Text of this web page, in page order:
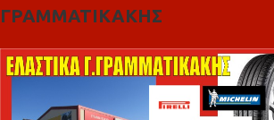
ΓΡΑΜΜΑΤΙΚΑΚΗΣ